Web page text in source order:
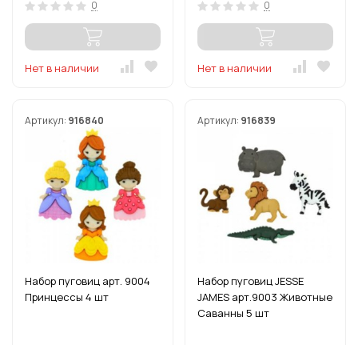
0
Нет в наличии
0
Нет в наличии
Артикул: 916840
Набор пуговиц арт. 9004
Принцессы 4 шт
Артикул: 916839
Набор пуговиц JESSE
JAMES арт.9003 Животные
Саванны 5 шт